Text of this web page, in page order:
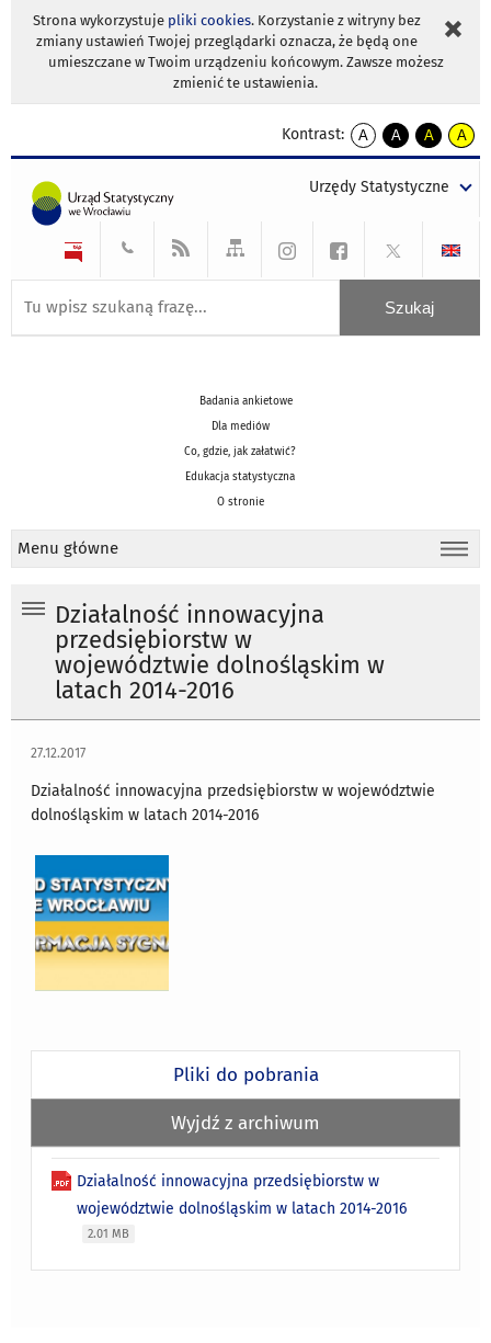
Strona wykorzystuje pliki cookies. Korzystanie z witryny bez
zmiany ustawień Twojej przeglądarki oznacza, że będą one
umieszczane w Twoim urządzeniu końcowym. Zawsze możesz
zmienić te ustawienia.
Kontrast:
A
kontrast
A
kontrast
tekst
czarnym
A
kontrast
tekst
czarnym
A
tekst
żółtym
Urzędy Statystyczne
Badania ankietowe
Dla mediów
Co, gdzie, jak załatwić?
Edukacja statystyczna
O stronie
Menu główne
Działalność innowacyjna
przedsiębiorstw w
województwie dolnośląskim w
latach 2014-2016
27.12.2017
Działalność innowacyjna przedsiębiorstw w województwie
dolnośląskim w latach 2014-2016
Pliki do pobrania
Wyjdź z archiwum
Działalność innowacyjna przedsiębiorstw w
województwie dolnośląskim w latach 2014-2016
2.01 MB